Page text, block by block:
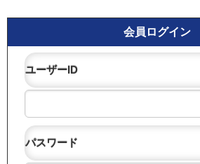
会員ログイン
ユーザーID
パスワード